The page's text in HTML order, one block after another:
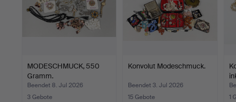
MODESCHMUCK, 550
Gramm.
Beendet 8. Jul 2026
3 Gebote
Konvolut Modeschmuck.
Beendet 3. Jul 2026
15 Gebote
1